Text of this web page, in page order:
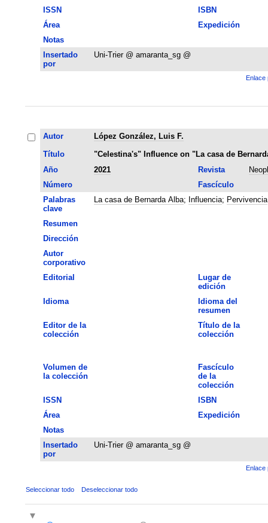
ISSN
ISBN
Área
Expedición
Notas
Insertado
por
Uni-Trier @ amaranta_sg @
Enlace
Autor
López González, Luis F.
Título
"Celestina's" Influence on "La casa de
Año
2021 Revista
Número
Fascículo
Palabras
clave
La casa de Bernarda Alba; Influencia; Pervivencia
Resumen
Dirección
Autor
corporativo
Editorial
Lugar de
edición
Idioma
Idioma del
resumen
Editor de la
colección
Título de la
colección
Volumen de
la colección
Fascículo
de la
colección
ISSN
ISBN
Área
Expedición
Notas
Insertado
por
Uni-Trier @ amaranta_sg @
Enlace
Seleccionar todo Deseleccionar todo